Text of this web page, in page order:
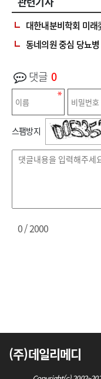
대한내분비학회 미
동네의원 중심 당뇨
댓글 0
스팸방지
0/ 2000
(주)데일리메디